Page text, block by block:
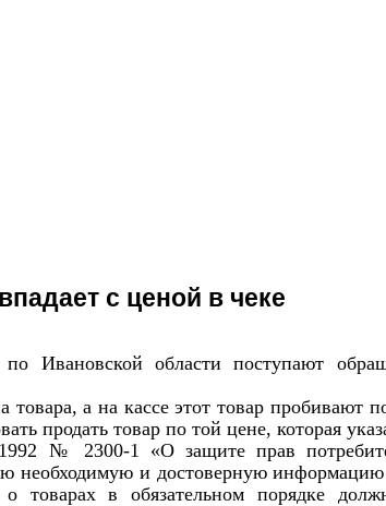
с ценой в чеке
Ивановской области поступают
товара, а на кассе этот товар пробивают
продать товар по той цене, которая
№ 2300-1 «О защите прав
необходимую и достоверную
товарах в обязательном порядке